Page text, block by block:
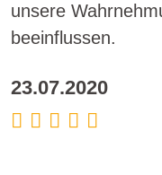
unsere
beeinflussen.
23.07.2020